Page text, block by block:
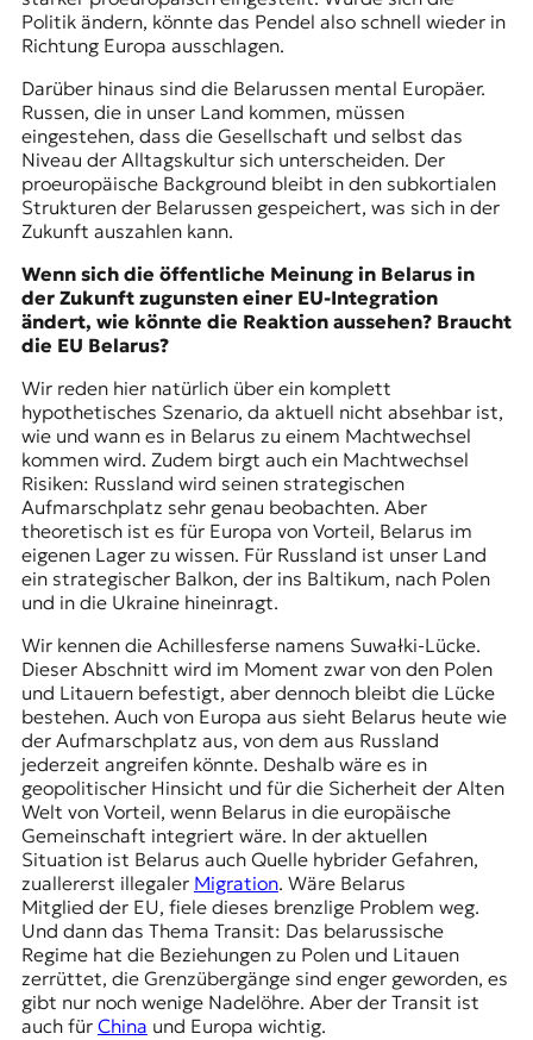
Politik ändern, könnte das Pendel also schnell wieder in
Richtung Europa ausschlagen.
Darüber hinaus sind die Belarussen mental Europäer.
Russen, die in unser Land kommen, müssen
eingestehen, dass die Gesellschaft und selbst das
Niveau der Alltagskultur sich unterscheiden. Der
proeuropäische Background bleibt in den subkortialen
Strukturen der Belarussen gespeichert, was sich in der
Zukunft auszahlen kann.
Wenn sich die öffentliche Meinung in Belarus in
der Zukunft zugunsten einer EU-Integration
ändert, wie könnte die Reaktion aussehen? Braucht
die EU Belarus?
Wir reden hier natürlich über ein komplett
hypothetisches Szenario, da aktuell nicht absehbar ist,
wie und wann es in Belarus zu einem Machtwechsel
kommen wird. Zudem birgt auch ein Machtwechsel
Risiken: Russland wird seinen strategischen
Aufmarschplatz sehr genau beobachten. Aber
theoretisch ist es für Europa von Vorteil, Belarus im
eigenen Lager zu wissen. Für Russland ist unser Land
ein strategischer Balkon, der ins Baltikum, nach Polen
und in die Ukraine hineinragt.
Wir kennen die Achillesferse namens Suwałki-Lücke.
Dieser Abschnitt wird im Moment zwar von den Polen
und Litauern befestigt, aber dennoch bleibt die Lücke
bestehen. Auch von Europa aus sieht Belarus heute wie
der Aufmarschplatz aus, von dem aus Russland
jederzeit angreifen könnte. Deshalb wäre es in
geopolitischer Hinsicht und für die Sicherheit der Alten
Welt von Vorteil, wenn Belarus in die europäische
Gemeinschaft integriert wäre. In der aktuellen
Situation ist Belarus auch Quelle hybrider Gefahren,
zuallererst illegaler Migration. Wäre Belarus
Mitglied der EU, fiele dieses brenzlige Problem weg.
Und dann das Thema Transit: Das belarussische
Regime hat die Beziehungen zu Polen und Litauen
zerrüttet, die Grenzübergänge sind enger geworden, es
gibt nur noch wenige Nadelöhre. Aber der Transit ist
auch für China und Europa wichtig.